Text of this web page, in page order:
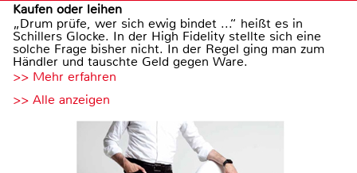
Kaufen oder leihen
„Drum prüfe, wer sich ewig bindet ...“ heißt es in
Schillers Glocke. In der High Fidelity stellte sich eine
solche Frage bisher nicht. In der Regel ging man zum
Händler und tauschte Geld gegen Ware.
>> Mehr erfahren
>> Alle anzeigen